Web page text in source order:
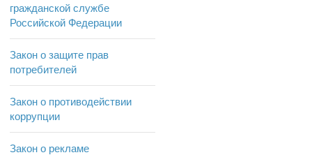
гражданской службе
Российской Федерации
Закон о защите прав
потребителей
Закон о противодействии
коррупции
Закон о рекламе